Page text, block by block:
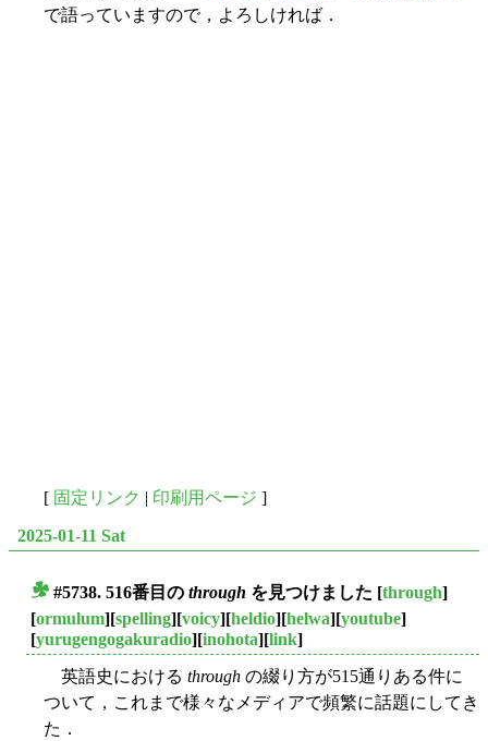
で語っていますので，よろしければ．
[ 固定リンク | 印刷用ページ ]
2025-01-11 Sat
#5738. 516番目の through を見つけました [through]
[ormulum][spelling][voicy][heldio][helwa][youtube]
[yurugengogakuradio][inohota][link]
英語史における through の綴り方が515通りある件に
ついて，これまで様々なメディアで頻繁に話題にしてき
た．